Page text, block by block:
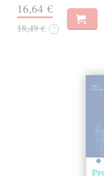
16,64 €
18,49 € ?